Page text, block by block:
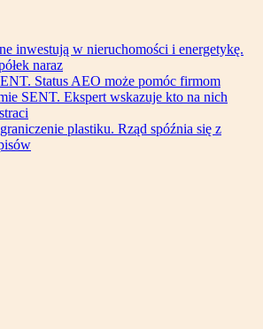
inwestują w nieruchomości i energetykę.
naraz
Status AEO może pomóc firmom
SENT. Ekspert wskazuje kto na nich
plastiku. Rząd spóźnia się z